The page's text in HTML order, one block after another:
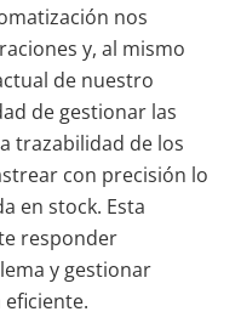
nos
y, al mismo
de nuestro
de gestionar las
trazabilidad de los
con precisión lo
en stock. Esta
responder
y gestionar